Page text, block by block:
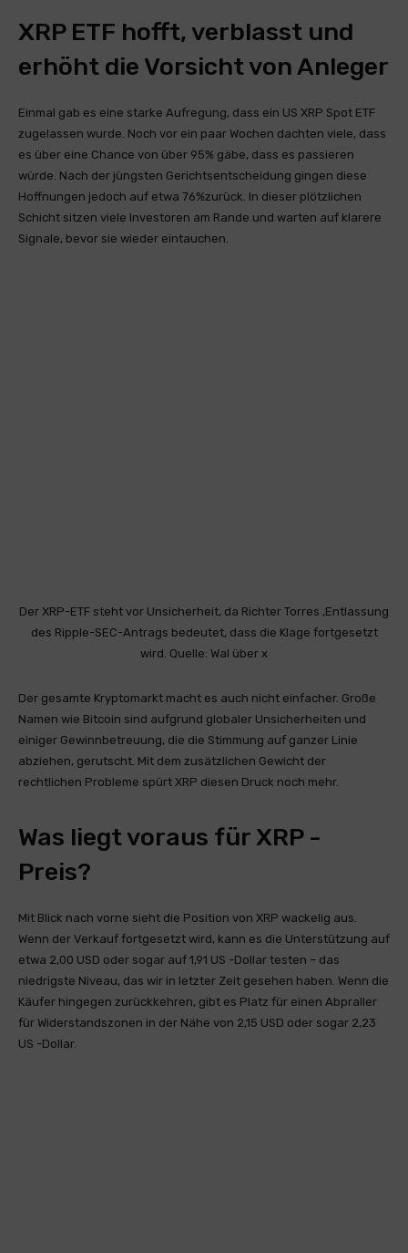
XRP ETF hofft, verblasst und
erhöht die Vorsicht von Anleger
Einmal gab es eine starke Aufregung, dass ein US XRP Spot ETF
zugelassen wurde. Noch vor ein paar Wochen dachten viele, dass
es über eine Chance von über 95% gäbe, dass es passieren
würde. Nach der jüngsten Gerichtsentscheidung gingen diese
Hoffnungen jedoch auf etwa 76%zurück. In dieser plötzlichen
Schicht sitzen viele Investoren am Rande und warten auf klarere
Signale, bevor sie wieder eintauchen.
Der XRP-ETF steht vor Unsicherheit, da Richter Torres ‚Entlassung
des Ripple-SEC-Antrags bedeutet, dass die Klage fortgesetzt
wird. Quelle: Wal über x
Der gesamte Kryptomarkt macht es auch nicht einfacher. Große
Namen wie Bitcoin sind aufgrund globaler Unsicherheiten und
einiger Gewinnbetreuung, die die Stimmung auf ganzer Linie
abziehen, gerutscht. Mit dem zusätzlichen Gewicht der
rechtlichen Probleme spürt XRP diesen Druck noch mehr.
Was liegt voraus für XRP -
Preis?
Mit Blick nach vorne sieht die Position von XRP wackelig aus.
Wenn der Verkauf fortgesetzt wird, kann es die Unterstützung auf
etwa 2,00 USD oder sogar auf 1,91 US -Dollar testen – das
niedrigste Niveau, das wir in letzter Zeit gesehen haben. Wenn die
Käufer hingegen zurückkehren, gibt es Platz für einen Abpraller
für Widerstandszonen in der Nähe von 2,15 USD oder sogar 2,23
US -Dollar.